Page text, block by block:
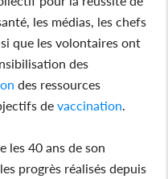
les médias, les chefs
que les volontaires ont
des
des ressources
de vaccination
les 40 ans de son
progrès réalisés depuis